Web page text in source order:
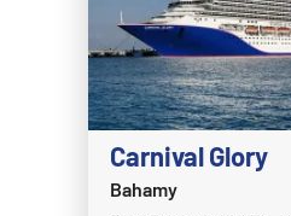
Disney Dream
Disney Fantasy
Disney Magic
Disney Treasure
Disney Wish
Carnival Glory
Bahamy